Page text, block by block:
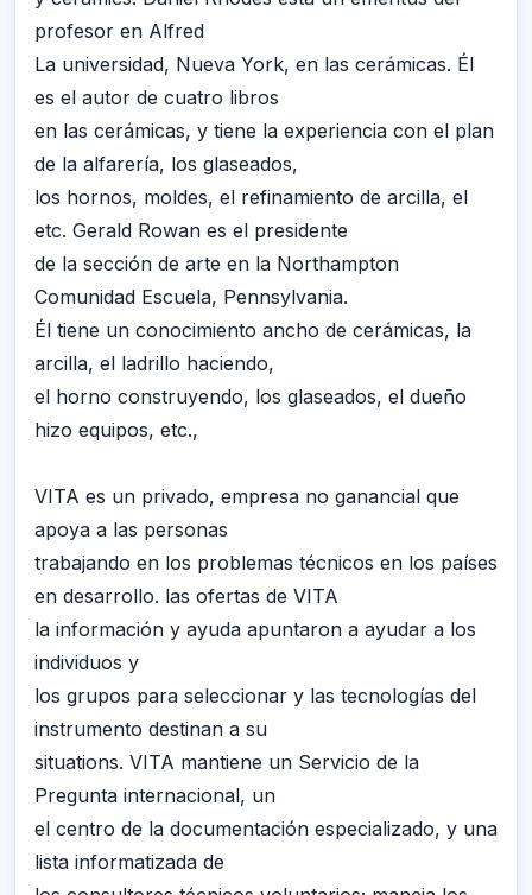
profesor en Alfred
La universidad, Nueva York, en las cerámicas. Él
es el autor de cuatro libros
en las cerámicas, y tiene la experiencia con el plan
de la alfarería, los glaseados,
los hornos, moldes, el refinamiento de arcilla, el
etc. Gerald Rowan es el presidente
de la sección de arte en la Northampton
Comunidad Escuela, Pennsylvania.
Él tiene un conocimiento ancho de cerámicas, la
arcilla, el ladrillo haciendo,
el horno construyendo, los glaseados, el dueño
hizo equipos, etc.,
VITA es un privado, empresa no ganancial que
apoya a las personas
trabajando en los problemas técnicos en los países
en desarrollo. las ofertas de VITA
la información y ayuda apuntaron a ayudar a los
individuos y
los grupos para seleccionar y las tecnologías del
instrumento destinan a su
situations. VITA mantiene un Servicio de la
Pregunta internacional, un
el centro de la documentación especializado, y una
lista informatizada de